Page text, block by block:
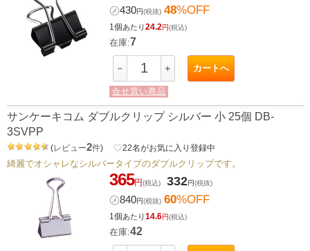
㋱430円(税抜) 48%OFF
1個あたり24.2円(税込)
在庫:7
－ ＋ カートへ
合せ買い商品
サンケーキコム ダブルクリップ シルバー 小 25個 DB-
3SVPP
(レビュー2件) favorite_border22名がお気に入り登録中
綺麗でオシャレなシルバータイプのダブルクリップです。
365円(税込) 332円(税抜)
㋱840円(税抜) 60%OFF
1個あたり14.6円(税込)
在庫:42